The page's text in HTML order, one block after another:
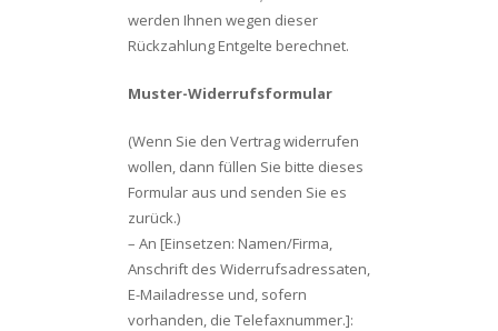
werden Ihnen wegen dieser
Rückzahlung Entgelte berechnet.
Muster-Widerrufsformular
(Wenn Sie den Vertrag widerrufen
wollen, dann füllen Sie bitte dieses
Formular aus und senden Sie es
zurück.)
– An [Einsetzen: Namen/Firma,
Anschrift des Widerrufsadressaten,
E-Mailadresse und, sofern
vorhanden, die Telefaxnummer.]: